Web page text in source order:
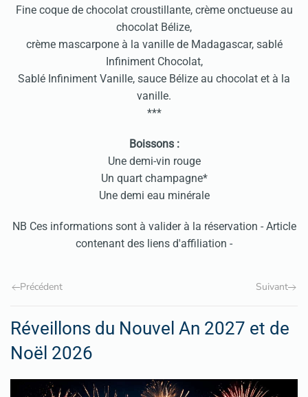
Fine coque de chocolat croustillante, crème onctueuse au
chocolat Bélize,
crème mascarpone à la vanille de Madagascar, sablé
Infiniment Chocolat,
Sablé Infiniment Vanille, sauce Bélize au chocolat et à la
vanille.
***
Boissons :
Une demi-vin rouge
Un quart champagne*
Une demi eau minérale
NB Ces informations sont à valider à la réservation - Article
contenant des liens d'affiliation -
Précédent Suivant
Réveillons du Nouvel An 2027 et de
Noël 2026